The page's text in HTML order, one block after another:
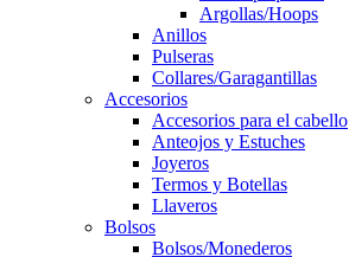
Argollas/Hoops
Anillos
Pulseras
Collares/Garagantillas
Accesorios
Accesorios para el cabello
Anteojos y Estuches
Joyeros
Termos y Botellas
Llaveros
Bolsos
Bolsos/Monederos